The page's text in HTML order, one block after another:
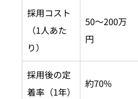
採用コスト
（1人あた
り）
50〜200万
円
採用後の定
着率（1年）
約70%